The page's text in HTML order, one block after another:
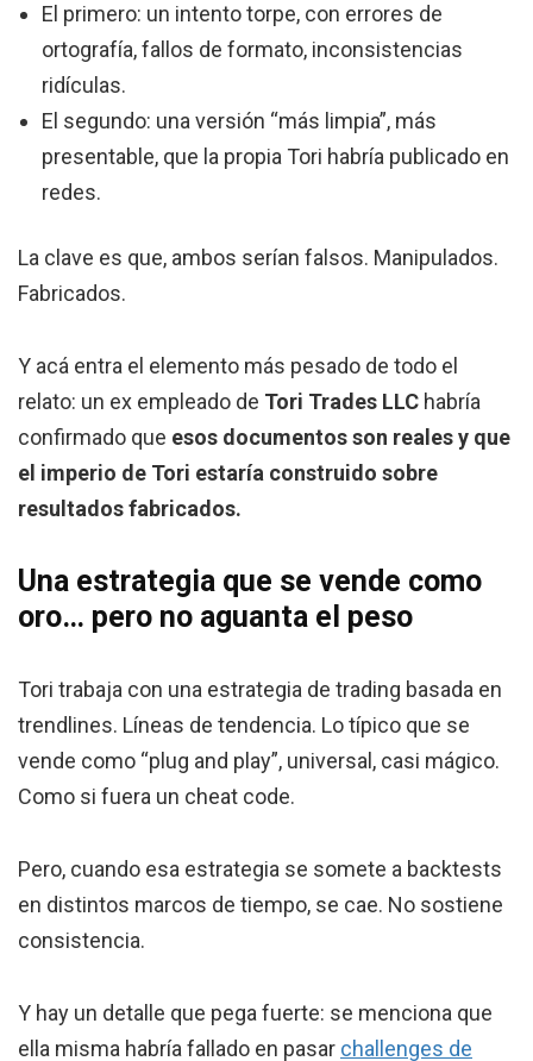
El primero: un intento torpe, con errores de
ortografía, fallos de formato, inconsistencias
ridículas.
El segundo: una versión “más limpia”, más
presentable, que la propia Tori habría publicado en
redes.
La clave es que, ambos serían falsos. Manipulados.
Fabricados.
Y acá entra el elemento más pesado de todo el
relato: un ex empleado de Tori Trades LLC habría
confirmado que esos documentos son reales y que
el imperio de Tori estaría construido sobre
resultados fabricados.
Una estrategia que se vende como
oro… pero no aguanta el peso
Tori trabaja con una estrategia de trading basada en
trendlines. Líneas de tendencia. Lo típico que se
vende como “plug and play”, universal, casi mágico.
Como si fuera un cheat code.
Pero, cuando esa estrategia se somete a backtests
en distintos marcos de tiempo, se cae. No sostiene
consistencia.
Y hay un detalle que pega fuerte: se menciona que
ella misma habría fallado en pasar challenges de